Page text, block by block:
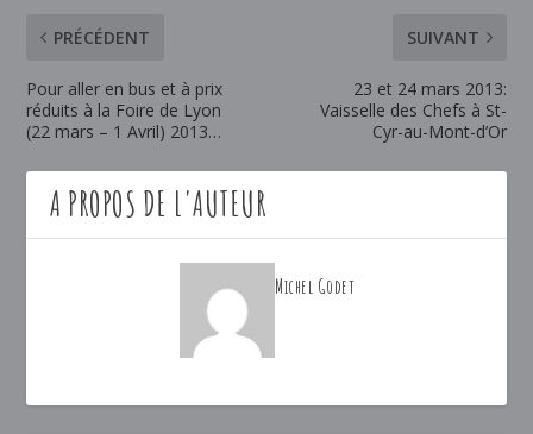
PRÉCÉDENT
Pour aller en bus et à prix
réduits à la Foire de Lyon
(22 mars – 1 Avril) 2013…
SUIVANT
23 et 24 mars 2013:
Vaisselle des Chefs à St-
Cyr-au-Mont-d’Or
A PROPOS DE L'AUTEUR
Michel Godet